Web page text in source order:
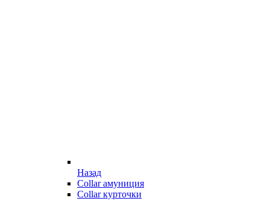
Назад
Collar амуниция
Collar курточки